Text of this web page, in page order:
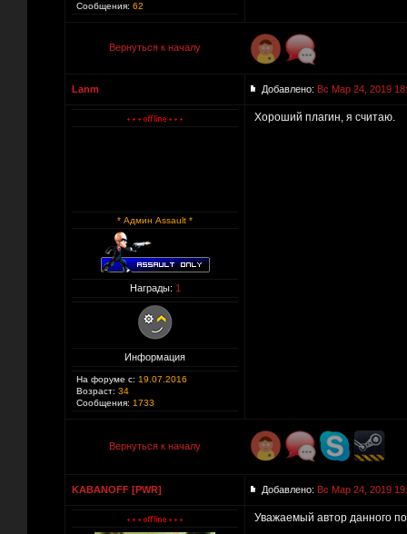
Сообщения: 62
Вернуться к началу
Lanm Добавлено: Вс Мар 24, 2019
* Админ Assault *
Награды: 1
Информация
На форуме с: 19.07.2016
Возраст: 34
Сообщения: 1733
Хороший плагин, я считаю.
Вернуться к началу
KABANOFF [PWR] Добавлено: Вс Мар 24, 2019
Уважаемый автор данного